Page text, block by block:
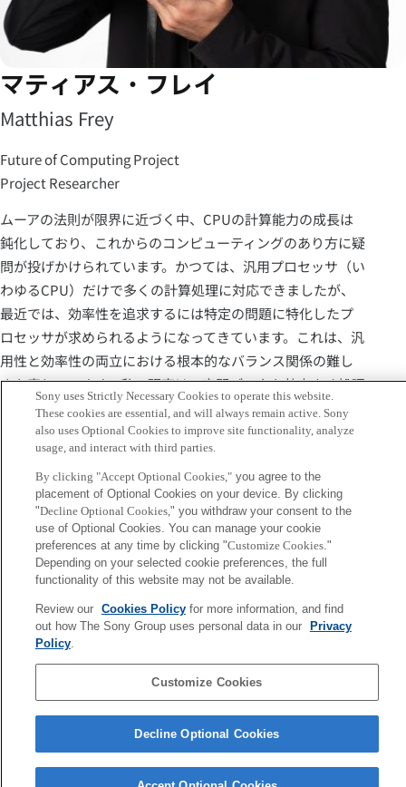
マティアス・フレイ
Matthias Frey
Future of Computing Project
Project Researcher
ムーアの法則が限界に近づく中、CPUの計算能力の成長は
鈍化しており、これからのコンピューティングのあり方に疑
問が投げかけられています。かつては、汎用プロセッサ（い
わゆるCPU）だけで多くの計算処理に対応できましたが、
最近では、効率性を追求するには特定の問題に特化したプ
ロセッサが求められるようになってきています。これは、汎
用性と効率性の両立における根本的なバランス関係の難し
さを表しています。私の研究は、空間データを効率よく処理
するためのコンピューティング技術に焦点を当てるととも
に、より広くはハードウェアとソフトウェアの協調設計に
取り組んでおり、プロセッサとアルゴリズムの両方を包括的
に最適化することを目指しています。空間データはさまざま
な分野で急速に増加しており、それに伴ってこの研究の応用
範囲もますます広がっています。
Keywords
Future of Computing Spatial Data Spatial Computing
Hardware/ Software Co-Design
Sony uses Strictly Necessary Cookies to operate this website.
These cookies are essential, and will always remain active. Sony
also uses Optional Cookies to improve site functionality, analyze
usage, and interact with third parties.
By clicking "Accept Optional Cookies,"you agree to the
placement of Optional Cookies on your device. By clicking
"Decline Optional Cookies," you withdraw your consent to the
use of Optional Cookies. You can manage your cookie
preferences at any time by clicking "Customize Cookies."
Depending on your selected cookie preferences, the full
functionality of this website may not be available.
Review our Cookies Policyfor more information, and find
out how The Sony Group uses personal data in our
Privacy
Policy.
Customize Cookies
Decline Optional Cookies